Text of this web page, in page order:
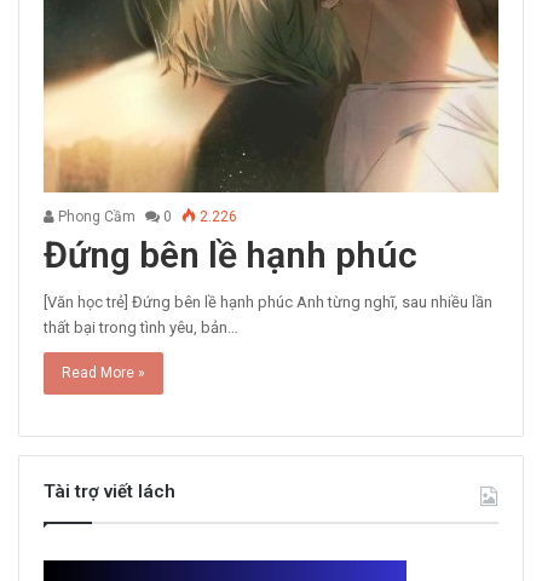
Phong Cầm 0 2.226
Đứng bên lề hạnh phúc
[Văn học trẻ] Đứng bên lề hạnh phúc Anh từng nghĩ, sau nhiều lần
thất bại trong tình yêu, bản…
Read More »
Tài trợ viết lách